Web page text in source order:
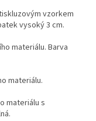
vzorkem
vysoký 3 cm.
materiálu. Barva
materiálu.
materiálu s